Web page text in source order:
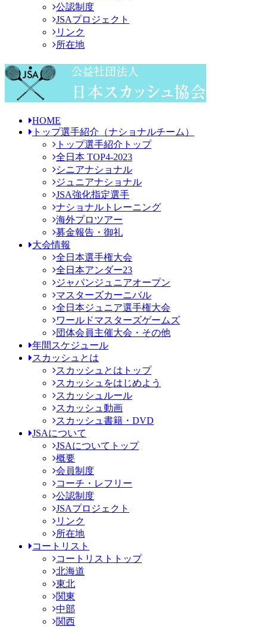
公認制度
JSAプロジェクト
リンク
所在地
HOME
トップ選手紹介 （ナショナルチーム）
トップ選手紹介トップ
全日本 TOP4-2023
シニアナショナル
ジュニアナショナル
JSA強化指定選手
ナショナルトレーニング
海外プロツアー
募金報告・御礼
大会情報
全日本選手権大会
全日本アンダー23
ジャパンジュニアオープン
マスターズカーニバル
全日本ジュニア選手権大会
ワールドマスターズゲームズ
団体会員主催大会・その他
年間スケジュール
スカッシュとは
スカッシュとはトップ
スカッシュをはじめよう
スカッシュルール
スカッシュ動画
スカッシュ書籍・DVD
JSAについて
JSAについてトップ
概要
会員制度
コーチ・レフリー
公認制度
JSAプロジェクト
リンク
所在地
コートリスト
コートリストトップ
北海道
東北
関東
中部
関西